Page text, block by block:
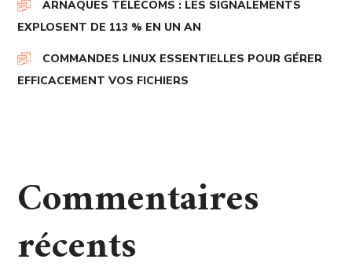
ARNAQUES TÉLÉCOMS : LES SIGNALEMENTS
EXPLOSENT DE 113 % EN UN AN
COMMANDES LINUX ESSENTIELLES POUR GÉRER
EFFICACEMENT VOS FICHIERS
Commentaires
récents